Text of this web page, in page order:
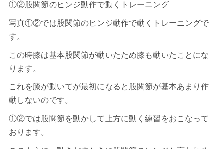
①②股関節のヒンジ動作で動くトレーニング
写真①②では股関節のヒンジ動作で動くトレーニングで
す。
この時膝は基本股関節が動いたため膝も動いたことにな
ります。
これを膝が動いてが最初になると股関節が基本あまり作
動しないのです。
①②では股関節を動かして上方に動く練習をおこなって
おります。